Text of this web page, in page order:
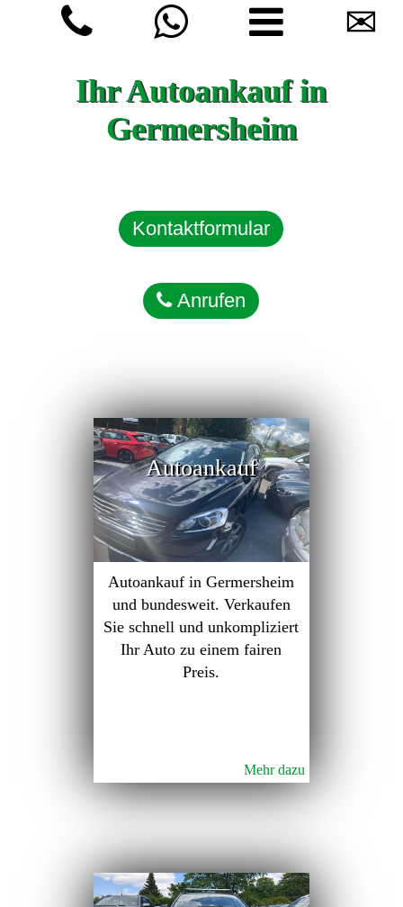
✉
Ihr Autoankauf in
Germersheim
Kontaktformular
Anrufen
Autoankauf
Autoankauf in Germersheim
und bundesweit. Verkaufen
Sie schnell und unkompliziert
Ihr Auto zu einem fairen
Preis.
Mehr dazu